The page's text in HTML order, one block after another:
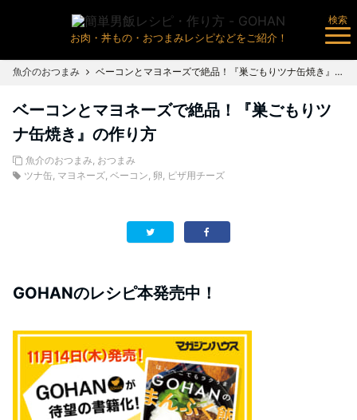
お肉・丼もの・おつまみレシピなどをご紹介！
検索
魚介のおつまみ ベーコンとマヨネーズで絶品！『巣ごもりツナ缶焼き』の作り方
ベーコンとマヨネーズで絶品！『巣ごもりツ
ナ缶焼き』の作り方
魚介のおつまみ, おつまみ
ツナ缶, マヨネーズ, ベーコン, 卵, ピザ用チーズ
GOHANのレシピ本発売中！